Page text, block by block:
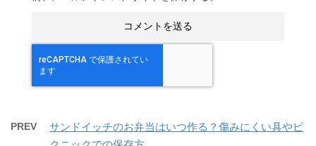
PREV
サンドイッチのお弁当はいつ作る？傷みにくい具やピ